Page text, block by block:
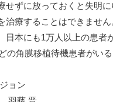
せずに放っておくと失明
治療することはできませ
日本にも1万人以上の患
の角膜移植待機患者がいる
ョン